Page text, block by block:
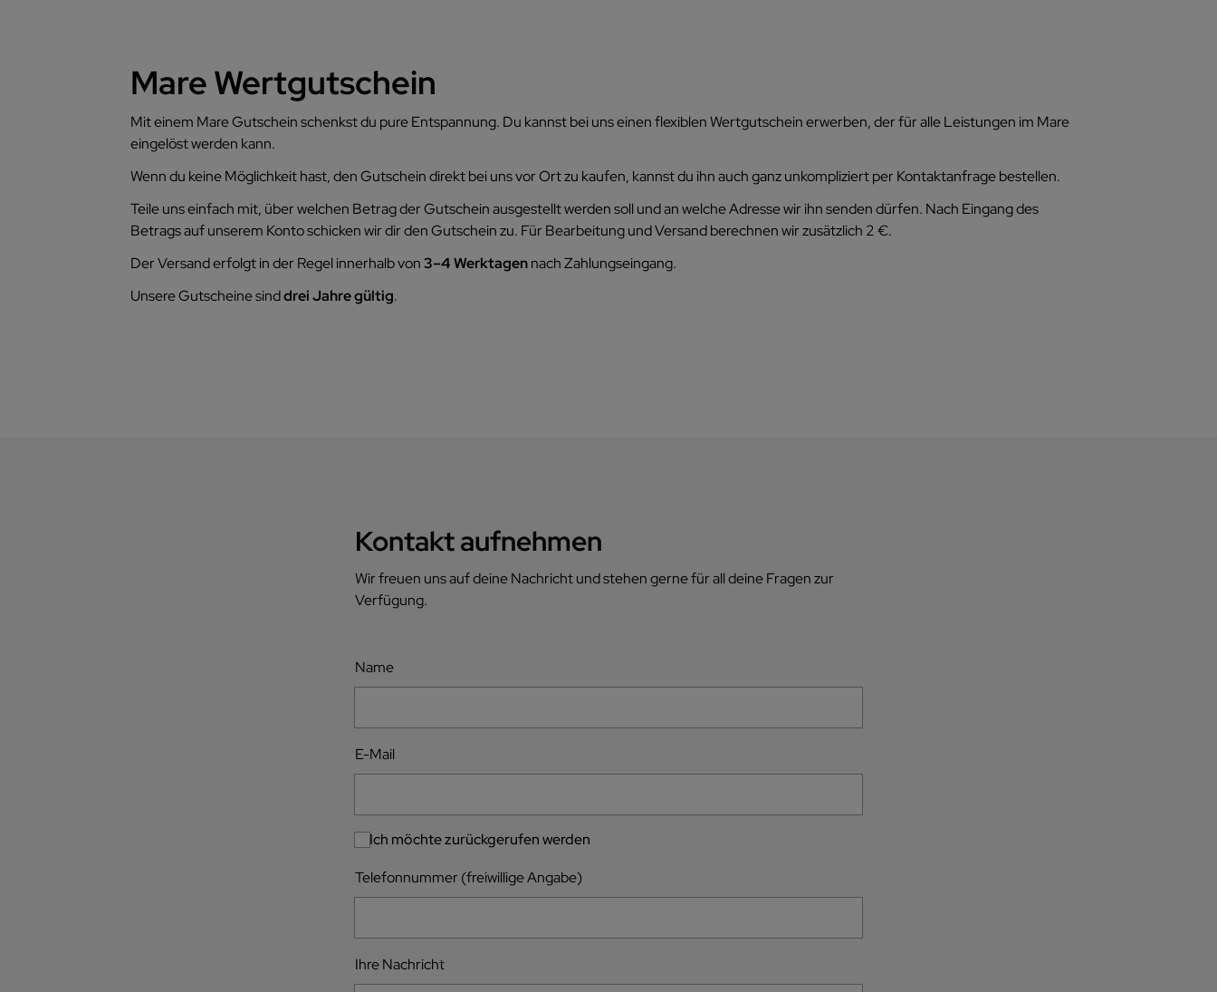
Mare Wertgutschein
Mit einem Mare Gutschein schenkst du pure Entspannung. Du kannst bei uns einen flexiblen Wertgutschein erwerben, der für alle Leistungen im Mare
eingelöst werden kann.
Wenn du keine Möglichkeit hast, den Gutschein direkt bei uns vor Ort zu kaufen, kannst du ihn auch ganz unkompliziert per Kontaktanfrage bestellen.
Teile uns einfach mit, über welchen Betrag der Gutschein ausgestellt werden soll und an welche Adresse wir ihn senden dürfen. Nach Eingang des
Betrags auf unserem Konto schicken wir dir den Gutschein zu. Für Bearbeitung und Versand berechnen wir zusätzlich 2 €.
Der Versand erfolgt in der Regel innerhalb von3–4 Werktagennach Zahlungseingang.
Unsere Gutscheine sinddrei Jahre gültig.
Kontakt aufnehmen
Wir freuen uns auf deine Nachricht und stehen gerne für all deine Fragen zur
Verfügung.
Name
E-Mail
Ich möchte zurückgerufen werden
Telefonnummer (freiwillige Angabe)
Ihre Nachricht